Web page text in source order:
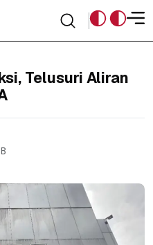
Telusuri Aliran